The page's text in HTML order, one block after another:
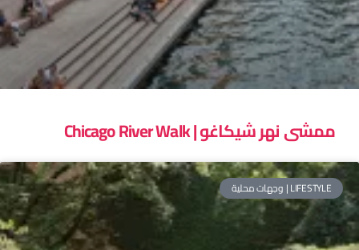
ممشى نهر شيكاغو | Chicago River Walk
LIFESTYLE | وجهات محلية